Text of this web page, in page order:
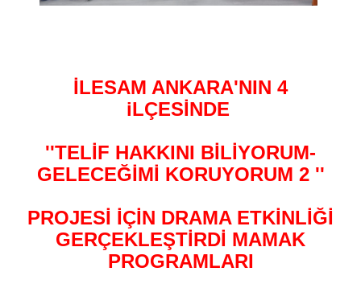
İLESAM ANKARA'NIN 4
iLÇESİNDE
''TELİF HAKKINI BİLİYORUM-
GELECEĞİMİ KORUYORUM 2 ''
PROJESİ İÇİN DRAMA ETKİNLİĞİ
GERÇEKLEŞTİRDİ MAMAK
PROGRAMLARI